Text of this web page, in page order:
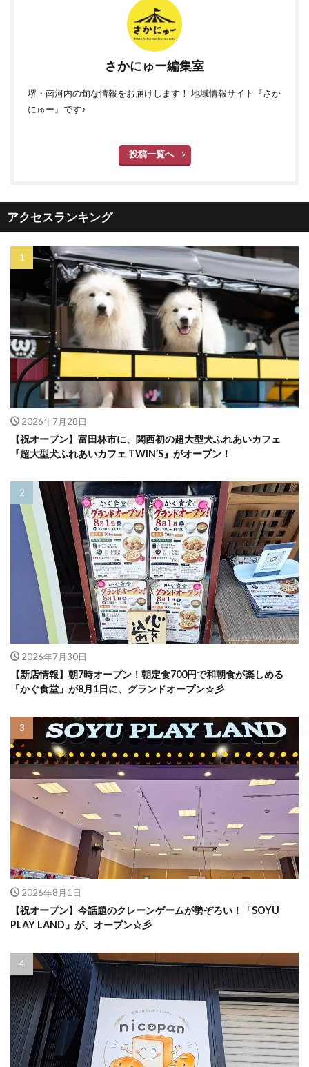
さかにゅー編集室
堺・南河内の旬な情報をお届けします！ 地域情報サイト『さか
にゅー』です♪
投稿一覧へ
アクセスランキング
2026年7月28日
【祝オープン】富田林市に、関西初の超大型犬ふれあいカフェ
『超大型犬ふれあいカフェ TWIN’S』がオープン！
2026年7月30日
【新店情報】朝7時オープン！朝定食700円で和朝食が楽しめる
「かぐ食堂」が8月1日に、グランドオープン☆彡
2026年8月1日
【祝オープン】今話題のクレーンゲームが勢ぞろい！「SOYU
PLAY LAND」が、オープン☆彡